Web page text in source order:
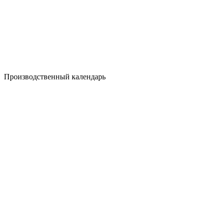
Производственный календарь